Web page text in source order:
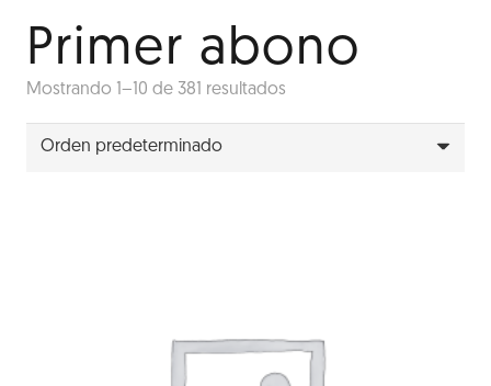
Primer abono
Mostrando 1–10 de 381 resultados